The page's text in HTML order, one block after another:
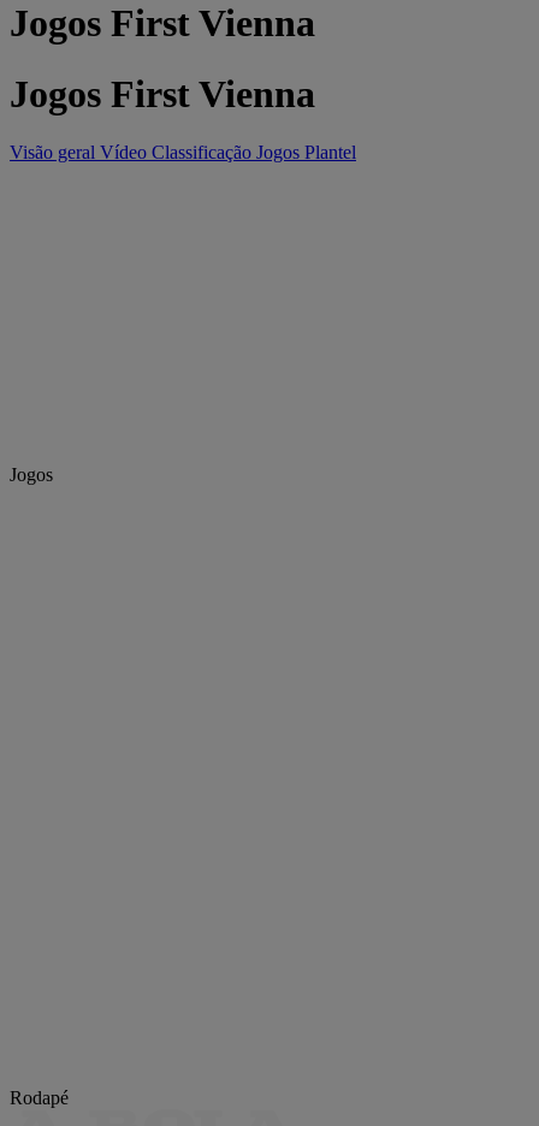
Jogos First Vienna
Jogos First Vienna
Visão geral Vídeo Classificação Jogos Plantel
Jogos
Rodapé